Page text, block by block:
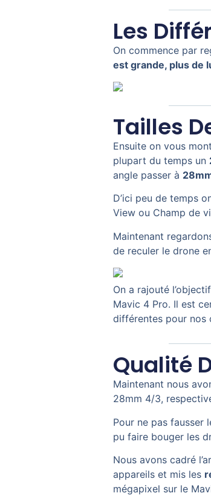
Les
On commence par
est grande, plus de
Tailles
Ensuite on vous
plupart du temps un
angle passer à
D’ici peu de temps
View ou Champ de
Maintenant
de reculer le drone
On a rajouté
Mavic 4 Pro. Il est
différentes pour nos
Qualité
Maintenant nous
28mm 4/3,
Pour ne pas fausser
pu faire bouger les
Nous avons cadré
appareils et mis les
mégapixel sur le